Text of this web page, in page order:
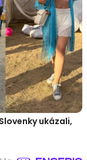
ukázali,